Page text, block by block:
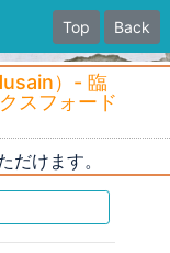
Top Back
）- 臨
スフォード
だけます。